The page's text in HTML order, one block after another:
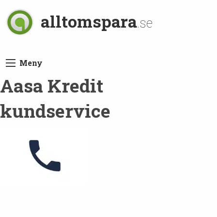
alltomspara.se
Meny
Aasa Kredit
kundservice